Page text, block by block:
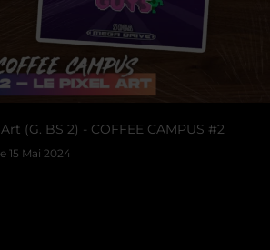
(G. BS 2) - COFFEE CAMPUS #2
15 Mai 2024